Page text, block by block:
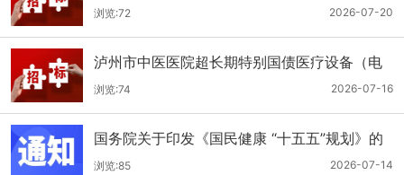
目（2026年第1批）(二次)（项目编号：GZSY-
2026FW-06）采购更正公告
2026-07-20
浏览:72
泸州市中医医院超长期特别国债医疗设备（电
子胃肠镜系统）采购更正公告（第二次）2026-07-16
浏览:74
国务院关于印发《国民健康 “十五五”规划》的
通知
2026-07-14
浏览:85